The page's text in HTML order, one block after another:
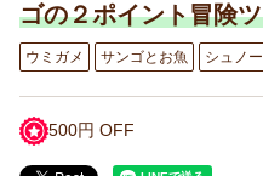
よくあるお問合わせ
ゴの２ポイント冒険
ウミガメ サンゴとお魚 シュノ
500円 OFF